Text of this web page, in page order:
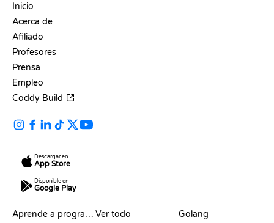
Inicio
Acerca de
Afiliado
Profesores
Prensa
Empleo
Coddy Build
Descargar en
App Store
Disponible en
Google Play
Aprende a programar Ver todo
Golang